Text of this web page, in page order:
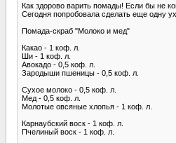
Как здорово варить помады! Если бы не
Сегодня попробовала сделать еще одну
Помада-скраб "Молоко и мед"
Какао - 1 коф. л.
Ши - 1 коф. л.
Авокадо - 0,5 коф. л.
Зародыши пшеницы - 0,5 коф. л.
Сухое молоко - 0,5 коф. л.
Мед - 0,5 коф. л.
Молотые овсяные хлопья - 1 коф. л.
Карнаубский воск - 1 коф. л.
Пчелиный воск - 1 коф. л.